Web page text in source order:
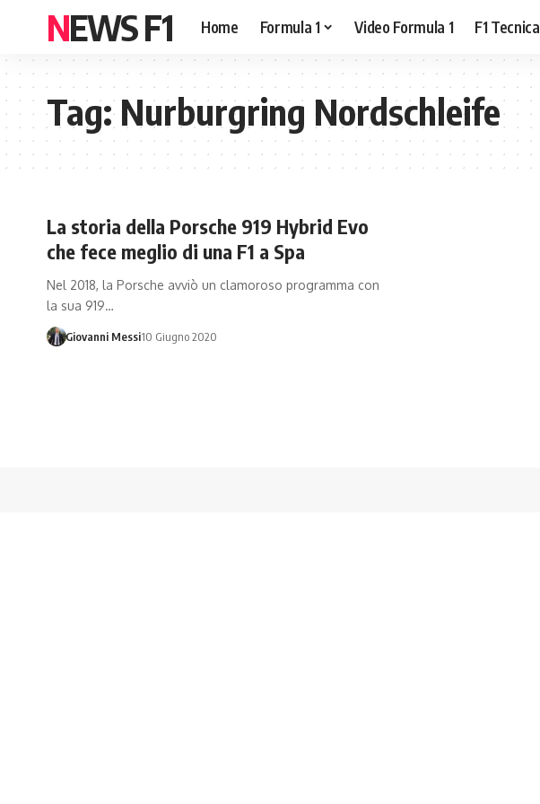
NEWS F1 Home Formula 1 Video Formula 1 F1 Tecnica
Tag:Nurburgring Nordschleife
La storia della Porsche 919 Hybrid Evo
che fece meglio di una F1 a Spa
Nel 2018, la Porsche avviò un clamoroso programma con
la sua 919…
Giovanni Messi10 Giugno 2020